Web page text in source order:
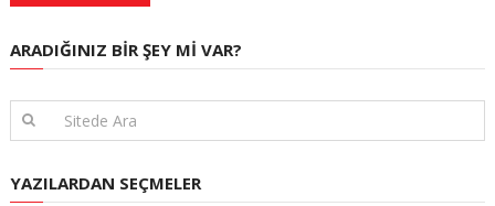
ARADIĞINIZ BIR ŞEY MI VAR?
YAZILARDAN SEÇMELER